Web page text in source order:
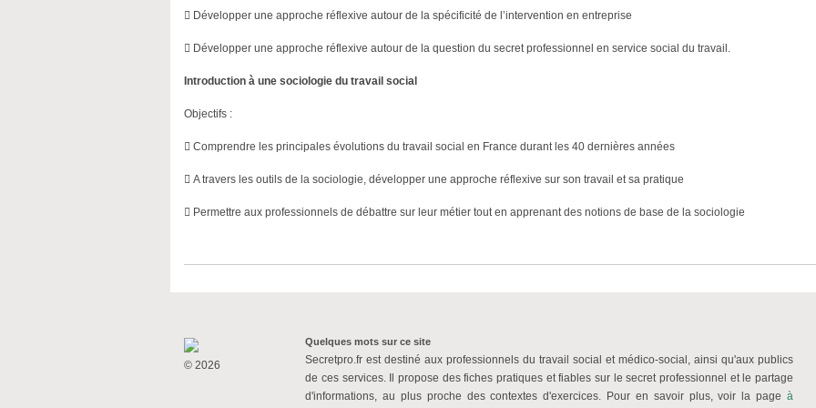
 Développer une approche réflexive autour de la spécificité de l’intervention en entreprise
 Développer une approche réflexive autour de la question du secret professionnel en service social du travail.
Introduction à une sociologie du travail social
Objectifs :
 Comprendre les principales évolutions du travail social en France durant les 40 dernières années
 A travers les outils de la sociologie, développer une approche réflexive sur son travail et sa pratique
 Permettre aux professionnels de débattre sur leur métier tout en apprenant des notions de base de la sociologie
Quelques mots sur ce site
Secretpro.fr est destiné aux professionnels du travail social et médico-social, ainsi qu'aux publics
de ces services. Il propose des fiches pratiques et fiables sur le secret professionnel et le partage
d'informations, au plus proche des contextes d'exercices. Pour en savoir plus, voir la page à
© 2026